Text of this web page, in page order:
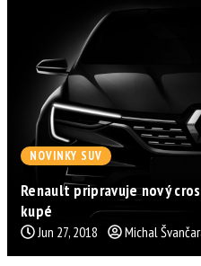
NOVINKY SUV
Renault pripravuje nový
kupé
Jun 27, 2018 Michal